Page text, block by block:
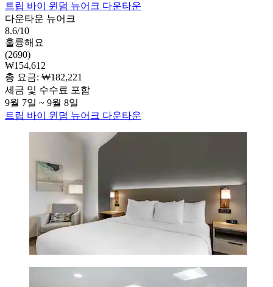
트립 바이 윈덤 뉴어크 다운타운
다운타운 뉴어크
8.6/10
훌륭해요
(2690)
₩154,612
총 요금: ₩182,221
세금 및 수수료 포함
9월 7일 ~ 9월 8일
트립 바이 윈덤 뉴어크 다운타운